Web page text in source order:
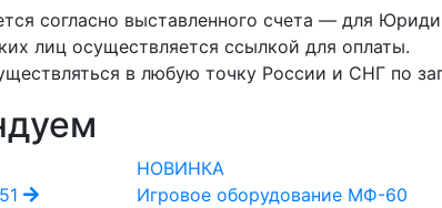
согласно выставленного счета — для
лиц осуществляется ссылкой для оплаты.
в любую точку России и СНГ по
НОВИНКА
Игровое оборудование МФ-60